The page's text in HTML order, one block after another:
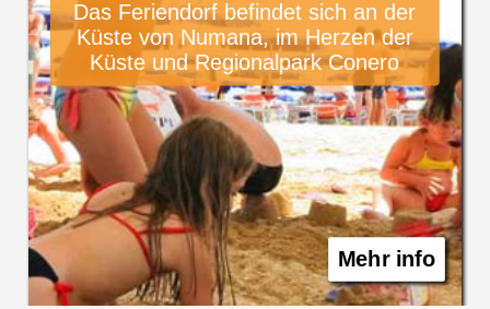
Das Feriendorf befindet sich an der
Küste von Numana, im Herzen der
Küste und Regionalpark Conero
Mehr info